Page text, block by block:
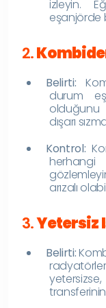
izleyin.
eşanjörde
2.
Belirti:
durum
olduğunu
dışarı
Kontrol:
herhangi
arızalı
3.Yetersiz
Belirti: